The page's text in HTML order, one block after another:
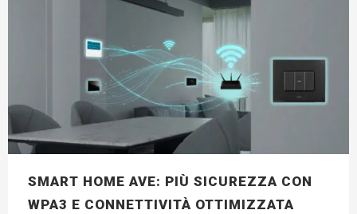
SMART HOME AVE: PIÙ SICUREZZA CON
WPA3 E CONNETTIVITÀ OTTIMIZZATA